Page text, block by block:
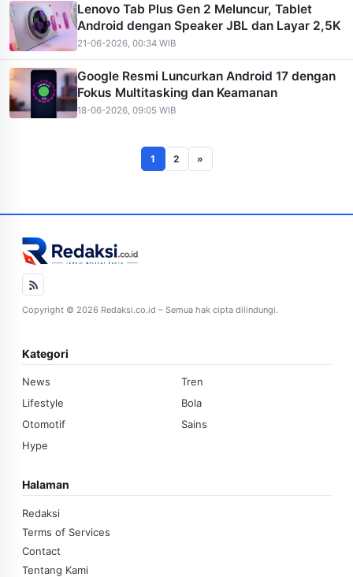
Lenovo Tab Plus Gen 2 Meluncur, Tablet
Android dengan Speaker JBL dan Layar 2,5K
21-06-2026, 00:34 WIB
Google Resmi Luncurkan Android 17 dengan
Fokus Multitasking dan Keamanan
18-06-2026, 09:05 WIB
1 2 »
Copyright © 2026 Redaksi.co.id – Semua hak cipta dilindungi.
Kategori
News
Tren
Lifestyle
Bola
Otomotif
Sains
Hype
Halaman
Redaksi
Terms of Services
Contact
Tentang Kami